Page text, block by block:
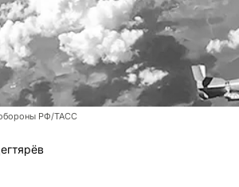
РФ/ТАСС